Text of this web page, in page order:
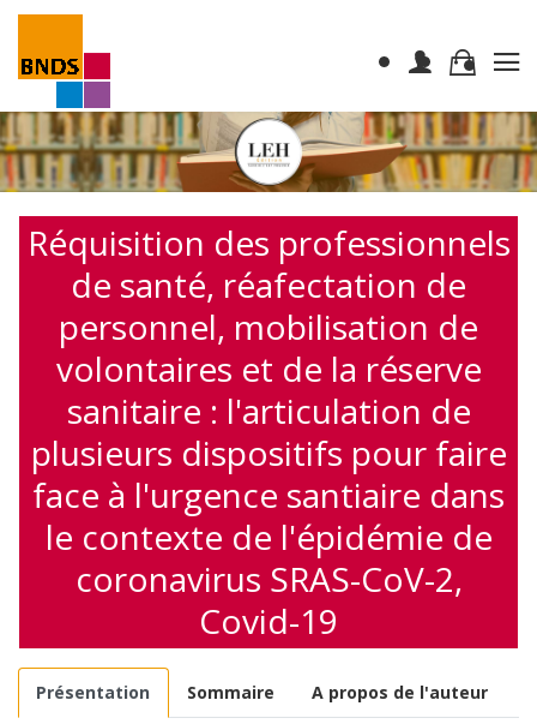
Réquisition des professionnels
de santé, réafectation de
personnel, mobilisation de
volontaires et de la réserve
sanitaire : l'articulation de
plusieurs dispositifs pour faire
face à l'urgence santiaire dans
le contexte de l'épidémie de
coronavirus SRAS-CoV-2,
Covid-19
Présentation Sommaire A propos de l'auteur